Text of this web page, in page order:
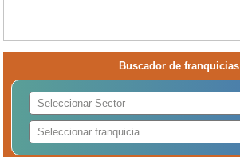
Buscador de franquicias